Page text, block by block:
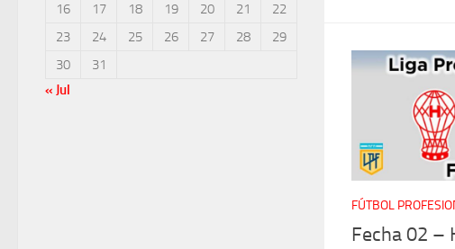
FÚTBOL
Fecha 02 –
16
17 18 19 20 21
22
23
24 25 26 27 28
29
30
31
« Jul